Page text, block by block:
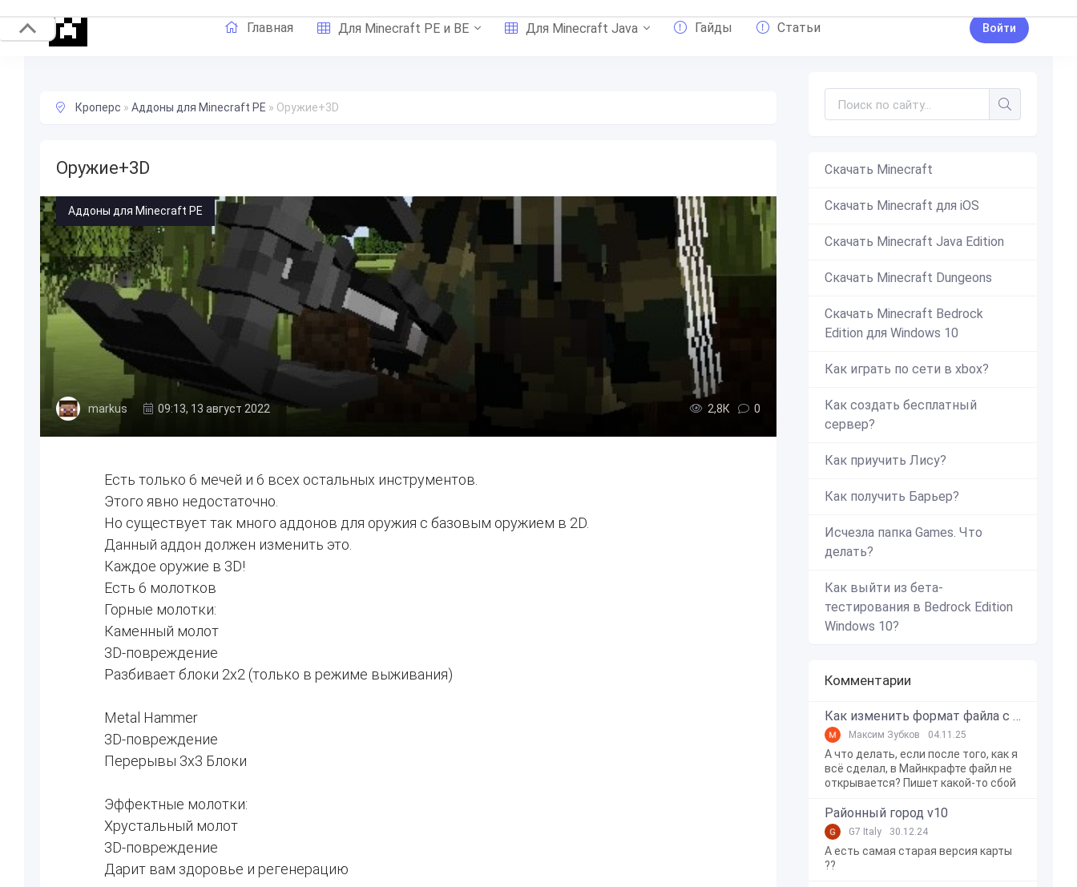
Главная Для Minecraft PE и BE Для Minecraft Java Гайды Статьи Войти
Кроперс » Аддоны для Minecraft PE » Оружие+3D
Оружие+3D
Аддоны для Minecraft PE
markus 09:13, 13 август 2022 2,8К 0
Есть только 6 мечей и 6 всех остальных инструментов.
Этого явно недостаточно.
Но существует так много аддонов для оружия с базовым оружием в 2D.
Данный аддон должен изменить это.
Каждое оружие в 3D!
Есть 6 молотков
Горные молотки:
Каменный молот
3D-повреждение
Разбивает блоки 2x2 (только в режиме выживания)
Metal Hammer
3D-повреждение
Перерывы 3х3 Блоки
Эффектные молотки:
Хрустальный молот
3D-повреждение
Дарит вам здоровье и регенерацию
Скачать Minecraft
Скачать Minecraft для iOS
Скачать Minecraft Java Edition
Скачать Minecraft Dungeons
Скачать Minecraft Bedrock
Edition для Windows 10
Как играть по сети в xbox?
Как создать бесплатный
сервер?
Как приучить Лису?
Как получить Барьер?
Исчезла папка Games. Что
делать?
Как выйти из бета-
тестирования в Bedrock Edition
Windows 10?
Комментарии
Как изменить формат файла с zip в mcworld?
Максим Зубков 04.11.25
А что делать, если после того, как я
всё сделал, в Майнкрафте файл не
открывается? Пишет какой-то сбой
Районный город v10
G7 Italy 30.12.24
А есть самая старая версия карты
??